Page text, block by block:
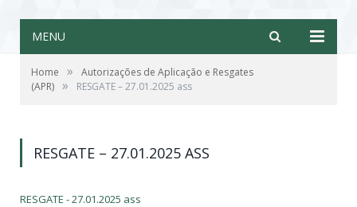
MENU
Home »
Autorizações de Aplicação e Resgates
(APR) » RESGATE – 27.01.2025 ass
RESGATE – 27.01.2025 ASS
RESGATE - 27.01.2025 ass